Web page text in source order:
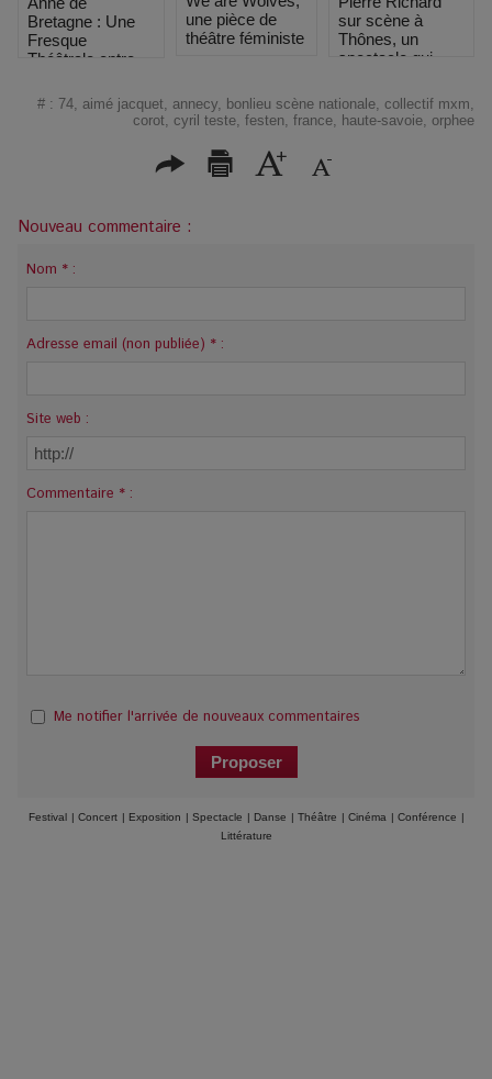
Bretagne : Une
Fresque
Théâtrale entre
Tragédie
une pièce de
théâtre féministe
sur scène à
Thônes, un
spectacle qui
image
# : 74, aimé jacquet, annecy, bonlieu scène nationale, collectif mxm,
corot, cyril teste, festen, france, haute-savoie, orphee
Nouveau commentaire :
Nom * :
Adresse email (non publiée) * :
Site web :
Commentaire * :
Me notifier l'arrivée de nouveaux commentaires
Festival | Concert | Exposition | Spectacle | Danse | Théâtre | Cinéma | Conférence |
Littérature